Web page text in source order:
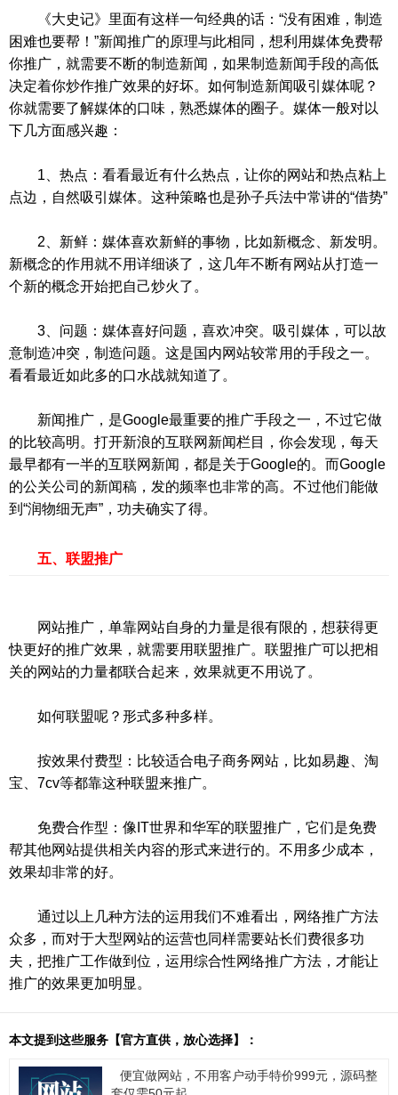
《大史记》里面有这样一句经典的话：“没有困难，制造
困难也要帮！”新闻推广的原理与此相同，想利用媒体免费帮
你推广，就需要不断的制造新闻，如果制造新闻手段的高低
决定着你炒作推广效果的好坏。如何制造新闻吸引媒体呢？
你就需要了解媒体的口味，熟悉媒体的圈子。媒体一般对以
下几方面感兴趣：
1、热点：看看最近有什么热点，让你的网站和热点粘上
点边，自然吸引媒体。这种策略也是孙子兵法中常讲的“借势”
2、新鲜：媒体喜欢新鲜的事物，比如新概念、新发明。
新概念的作用就不用详细谈了，这几年不断有网站从打造一
个新的概念开始把自己炒火了。
3、问题：媒体喜好问题，喜欢冲突。吸引媒体，可以故
意制造冲突，制造问题。这是国内网站较常用的手段之一。
看看最近如此多的口水战就知道了。
新闻推广，是Google最重要的推广手段之一，不过它做
的比较高明。打开新浪的互联网新闻栏目，你会发现，每天
最早都有一半的互联网新闻，都是关于Google的。而Google
的公关公司的新闻稿，发的频率也非常的高。不过他们能做
到“润物细无声”，功夫确实了得。
五、联盟推广
网站推广，单靠网站自身的力量是很有限的，想获得更
快更好的推广效果，就需要用联盟推广。联盟推广可以把相
关的网站的力量都联合起来，效果就更不用说了。
如何联盟呢？形式多种多样。
按效果付费型：比较适合电子商务网站，比如易趣、淘
宝、7cv等都靠这种联盟来推广。
免费合作型：像IT世界和华军的联盟推广，它们是免费
帮其他网站提供相关内容的形式来进行的。不用多少成本，
效果却非常的好。
通过以上几种方法的运用我们不难看出，网络推广方法
众多，而对于大型网站的运营也同样需要站长们费很多功
夫，把推广工作做到位，运用综合性网络推广方法，才能让
推广的效果更加明显。
本文提到这些服务【官方直供，放心选择】：
便宜做网站，不用客户动手特价999元，源码整